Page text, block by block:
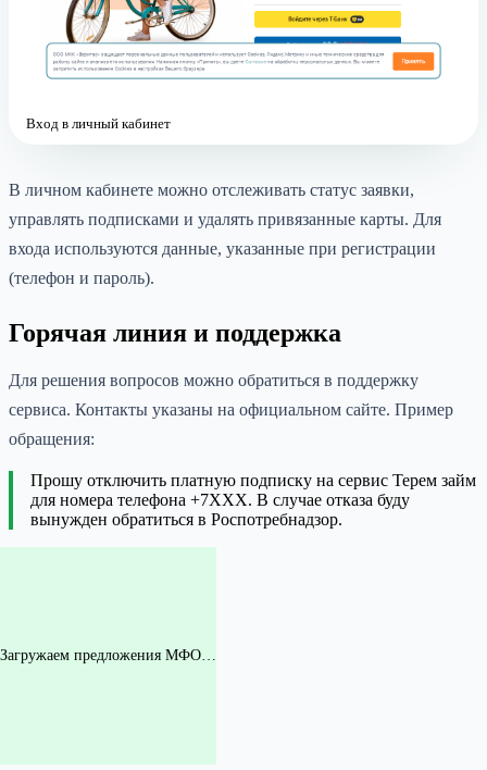
Вход в личный кабинет
В личном кабинете можно отслеживать статус заявки,
управлять подписками и удалять привязанные карты. Для
входа используются данные, указанные при регистрации
(телефон и пароль).
Горячая линия и поддержка
Для решения вопросов можно обратиться в поддержку
сервиса. Контакты указаны на официальном сайте. Пример
обращения:
Прошу отключить платную подписку на сервис Терем займ
для номера телефона +7XXX. В случае отказа буду
вынужден обратиться в Роспотребнадзор.
Загружаем предложения МФО…